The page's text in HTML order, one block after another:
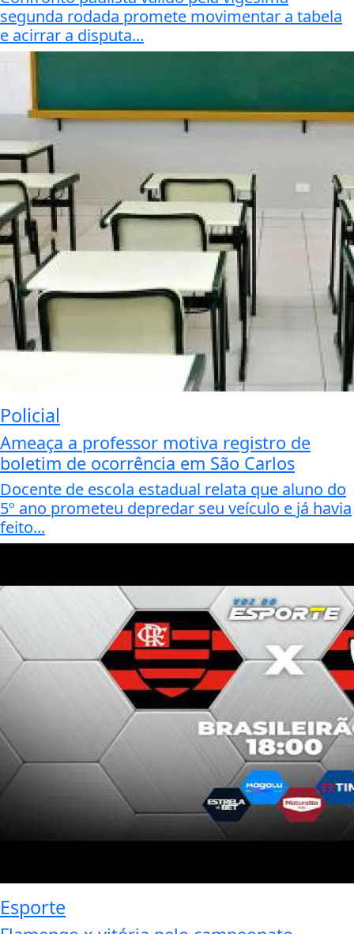
segunda rodada promete movimentar a tabela
e acirrar a disputa...
Policial
Ameaça a professor motiva registro de
boletim de ocorrência em São Carlos
Docente de escola estadual relata que aluno do
5º ano prometeu depredar seu veículo e já havia
feito...
Esporte